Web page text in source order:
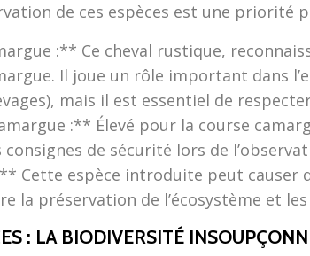
de ces espèces est une priorité
:** Ce cheval rustique,
Il joue un rôle important dans
mais il est essentiel de
:** Élevé pour la course
de sécurité lors de
Cette espèce introduite peut causer
la préservation de l’écosystème et
: LA BIODIVERSITÉ